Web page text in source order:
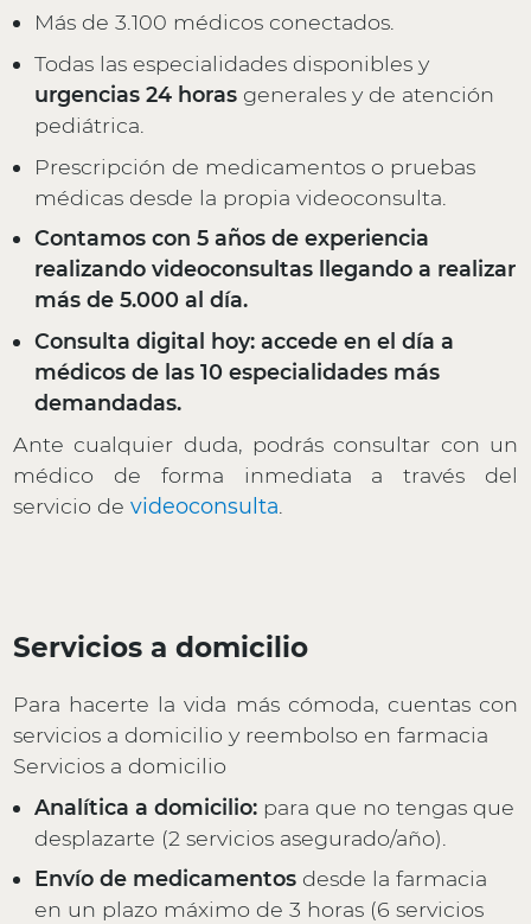
Más de 3.100 médicos conectados.
Todas las especialidades disponibles y
urgencias 24 horasgenerales y de atención
pediátrica.
Prescripción de medicamentos o pruebas
médicas desde la propia videoconsulta.
Contamos con 5 años de experiencia
realizando videoconsultas llegando a realizar
más de 5.000 al día.
Consulta digital hoy: accede en el día a
médicos de las 10 especialidades más
demandadas.
Ante cualquier duda, podrás consultar con un
médico de forma inmediata a través del
servicio devideoconsulta
Servicios a domicilio
Para hacerte la vida más cómoda, cuentas con
servicios a domicilio y reembolso en farmacia
Servicios a domicilio
Analítica a domicilio:para que no tengas que
desplazarte (2 servicios asegurado/año).
Envío de medicamentosdesde la farmacia
en un plazo máximo de 3 horas (6 servicios